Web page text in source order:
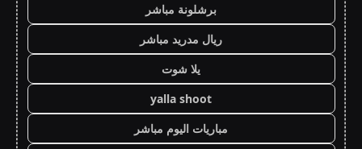
برشلونة مباشر
ريال مدريد مباشر
يلا شوت
yalla shoot
مباريات اليوم مباشر